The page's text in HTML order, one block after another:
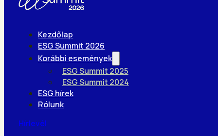
Kezdőlap
ESG Summit 2026
Korábbi események
ESG Summit 2025
ESG Summit 2024
ESG hírek
Rólunk
Hírlevél